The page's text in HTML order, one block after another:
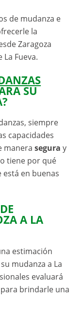
de mudanza e
la
Zaragoza
Fueva.
SU
siempre
capacidades
manerasegura y
tiene por qué
en buenas
A LA
estimación
mudanza a La
evaluará
brindarle una